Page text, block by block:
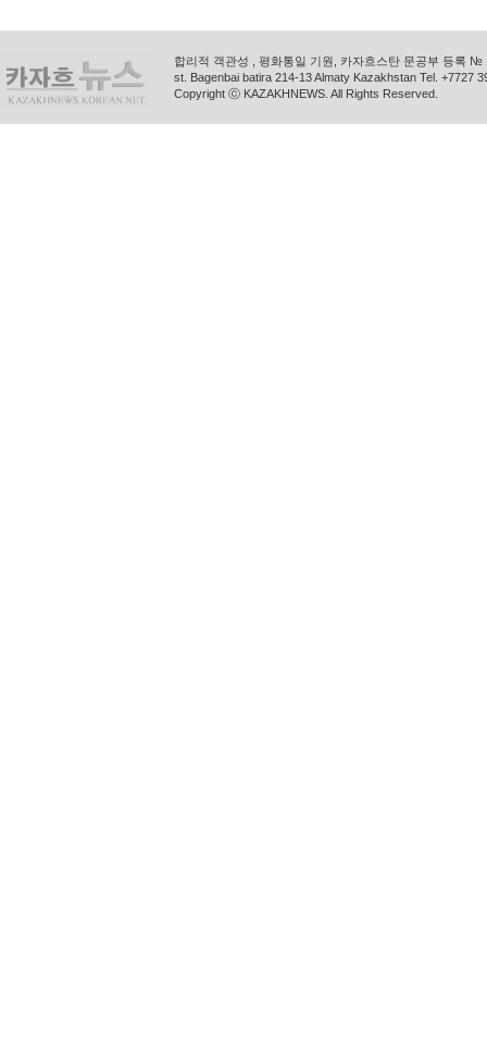
합리적 객관성 , 평화통일 기원, 카자흐스탄 문공부 등록
st. Bagenbai batira 214-13 Almaty Kazakhstan Tel. +7727
Copyright ⓒ KAZAKHNEWS. All Rights Reserved.